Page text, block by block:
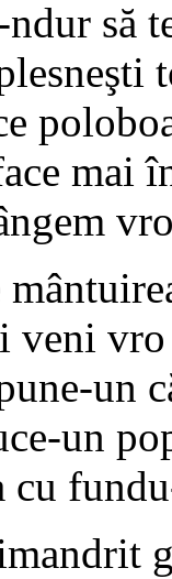
să
mai
veni
un
un
cu